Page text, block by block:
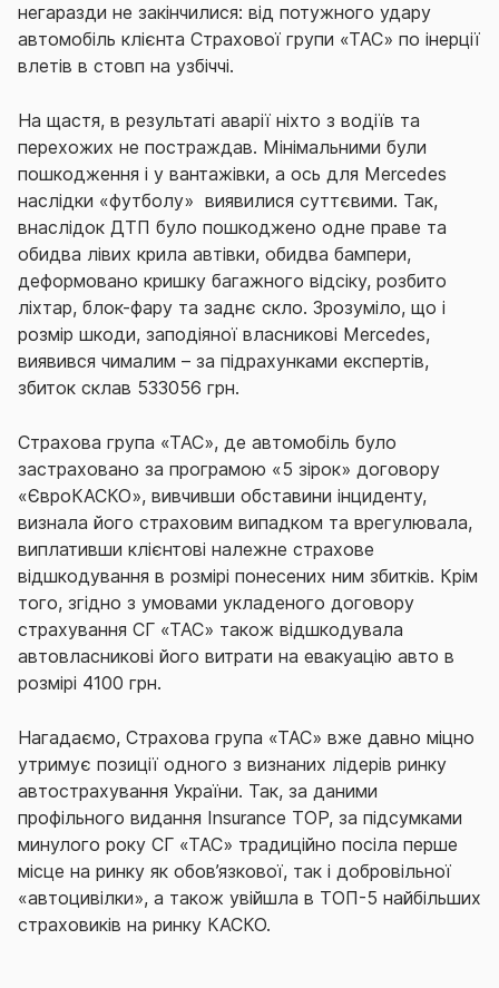
негаразди не закінчилися: від потужного удару
автомобіль клієнта Страхової групи «ТАС» по інерції
влетів в стовп на узбіччі.
На щастя, в результаті аварії ніхто з водіїв та
перехожих не постраждав. Мінімальними були
пошкодження і у вантажівки, а ось для Mercedes
наслідки «футболу» виявилися суттєвими. Так,
внаслідок ДТП було пошкоджено одне праве та
обидва лівих крила автівки, обидва бампери,
деформовано кришку багажного відсіку, розбито
ліхтар, блок-фару та заднє скло. Зрозуміло, що і
розмір шкоди, заподіяної власникові Mercedes,
виявився чималим – за підрахунками експертів,
збиток склав 533056 грн.
Страхова група «ТАС», де автомобіль було
застраховано за програмою «5 зірок» договору
«ЄвроКАСКО», вивчивши обставини інциденту,
визнала його страховим випадком та врегулювала,
виплативши клієнтові належне страхове
відшкодування в розмірі понесених ним збитків. Крім
того, згідно з умовами укладеного договору
страхування СГ «ТАС» також відшкодувала
автовласникові його витрати на евакуацію авто в
розмірі 4100 грн.
Нагадаємо, Страхова група «ТАС» вже давно міцно
утримує позиції одного з визнаних лідерів ринку
автострахування України. Так, за даними
профільного видання Insurance TOP, за підсумками
минулого року СГ «ТАС» традиційно посіла перше
місце на ринку як обов’язкової, так і добровільної
«автоцивілки», а також увійшла в ТОП-5 найбільших
страховиків на ринку КАСКО.